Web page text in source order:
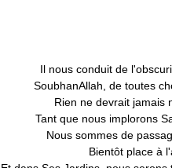
Il nous conduit de
SoubhanAllah, de toutes
Rien ne devrait jamais
Tant que nous implorons
Nous sommes de
Bientôt place à